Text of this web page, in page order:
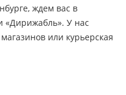
ждем вас в
«Дирижабль». У нас
или курьерская